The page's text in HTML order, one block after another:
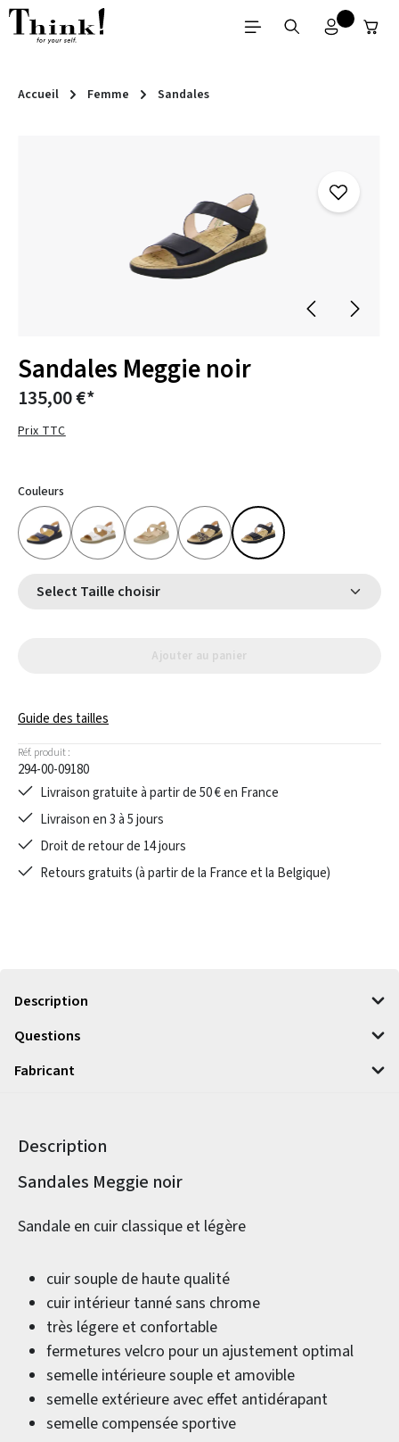
Passer au contenu principal
Accueil Femme Sandales
Sandales Meggie noir
135,00 €*
Prix TTC
Couleurs
Select Taille choisir
Ajouter au panier
Guide des tailles
Réf. produit :
294-00-09180
Livraison gratuite à partir de 50 € en France
Livraison en 3 à 5 jours
Droit de retour de 14 jours
Retours gratuits (à partir de la France et la Belgique)
Description
Questions
Fabricant
Description
Informations sur le produit
Sandales Meggie noir
Sandale en cuir classique et légère
cuir souple de haute qualité
cuir intérieur tanné sans chrome
très légere et confortable
fermetures velcro pour un ajustement optimal
semelle intérieure souple et amovible
semelle extérieure avec effet antidérapant
semelle compensée sportive